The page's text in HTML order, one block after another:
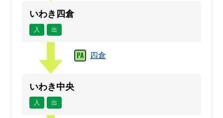
いわき四倉
入 出
四倉
いわき中央
入 出